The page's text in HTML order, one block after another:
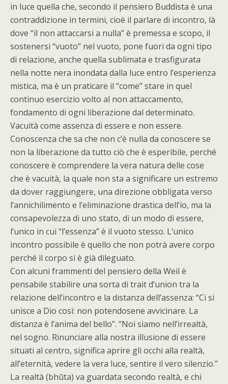
in luce quella che, secondo il pensiero Buddista è una
contraddizione in termini, cioè il parlare di incontro, là
dove “il non attaccarsi a nulla” è premessa e scopo, il
sostenersi “vuoto” nel vuoto, pone fuori da ogni tipo
di relazione, anche quella sublimata e trasfigurata
nella notte nera inondata dalla luce entro l’esperienza
mistica, ma è un praticare il “come” stare in quel
continuo esercizio volto al non attaccamento,
fondamento di ogni liberazione dal determinato.
Vacuità come assenza di essere e non essere.
Conoscenza che sa che non c’è nulla da conoscere se
non la liberazione da tutto ciò che è esperibile, perché
conoscere è comprendere la vera natura delle cose
che è vacuità, la quale non sta a significare un estremo
da dover raggiungere, una direzione obbligata verso
l’annichilimento e l’eliminazione drastica dell’io, ma la
consapevolezza di uno stato, di un modo di essere,
l’unico in cui “l’essenza” è il vuoto stesso. L’unico
incontro possibile è quello che non potrà avere corpo
perché il corpo si è già dileguato.
Con alcuni frammenti del pensiero della Weil è
pensabile stabilire una sorta di trait d’union tra la
relazione dell’incontro e la distanza dell’assenza: “Ci si
unisce a Dio così: non potendosene avvicinare. La
distanza è l’anima del bello”. “Noi siamo nell’irrealtà,
nel sogno. Rinunciare alla nostra illusione di essere
situati al centro, significa aprire gli occhi alla realtà,
all’eternità, vedere la vera luce, sentire il vero silenzio.”
La realtà (bhūta) va guardata secondo realtà, e chi